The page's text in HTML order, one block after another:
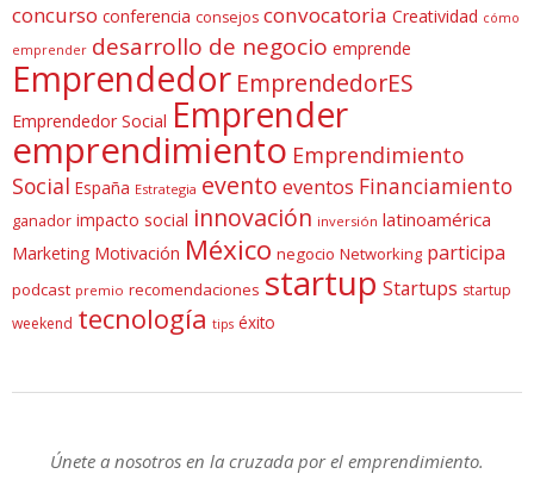
concurso conferencia consejos convocatoria Creatividad cómo
emprender desarrollo de negocio emprende
Emprendedor EmprendedorES
Emprendedor Social Emprender
emprendimiento Emprendimiento
Social España Estrategia evento eventos Financiamiento
ganador impacto social innovación inversión latinoamérica
Marketing Motivación México negocio Networking participa
podcast premio recomendaciones startup Startups startup
weekend tecnología tips éxito
Únete a nosotros en la cruzada por el emprendimiento.